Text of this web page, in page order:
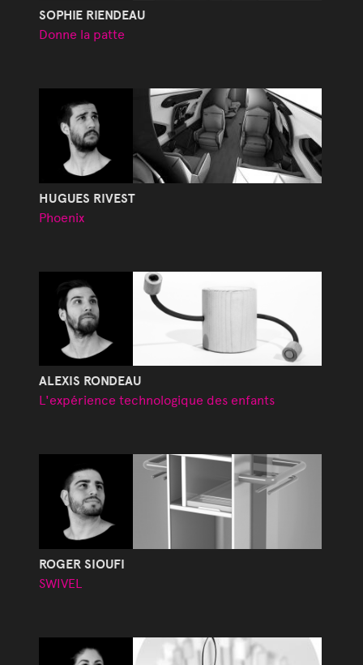
SOPHIE RIENDEAU
Donne la patte
HUGUES RIVEST
Phoenix
ALEXIS RONDEAU
L'expérience technologique des enfants
ROGER SIOUFI
SWIVEL